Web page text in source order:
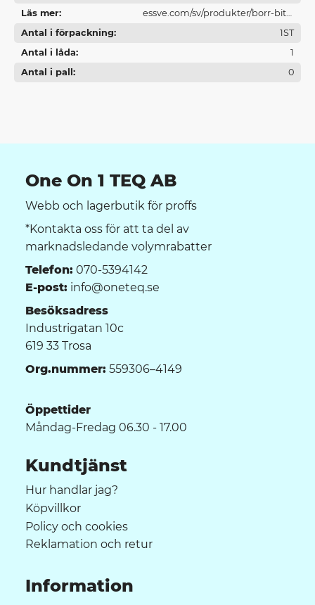
Läs mer
essve.com/sv/produkter/borr-bits-
och-ovrigt/
Antal i förpackning
1ST
Antal i låda
1
Antal i pall
0
One On 1 TEQ AB
Webb och lagerbutik för proffs
*Kontakta oss för att ta del av
marknadsledande volymrabatter
Telefon: 070-5394142
E-post: info@oneteq.se
Besöksadress
Industrigatan 10c
619 33 Trosa
Org.nummer: 559306–4149
Öppettider
Måndag-Fredag 06.30 - 17.00
Kundtjänst
Hur handlar jag?
Köpvillkor
Policy och cookies
Reklamation och retur
Information